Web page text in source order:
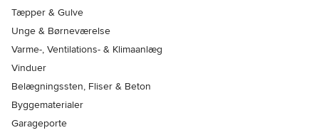
Tæpper & Gulve
Unge & Børneværelse
Varme-, Ventilations- & Klimaanlæg
Vinduer
Belægningssten, Fliser & Beton
Byggematerialer
Garageporte